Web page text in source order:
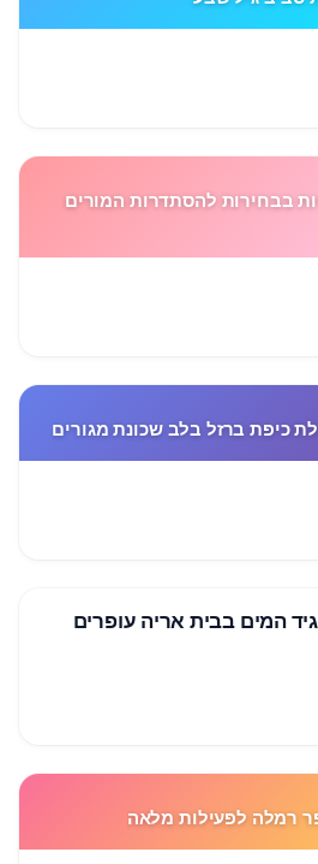
בבחירות להסתדרות המורים
כיפת ברזל בלב שכונת מגורים
המים בבית אריה עופרים
מלאה